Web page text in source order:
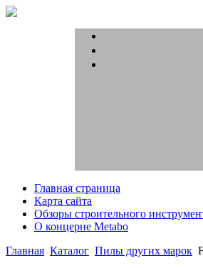
Главная страница
Карта сайта
Обзоры строительного
О концерне Metabo
Главная Каталог Пилы других марок